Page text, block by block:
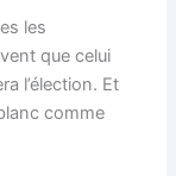
les
que celui
l’élection. Et
comme